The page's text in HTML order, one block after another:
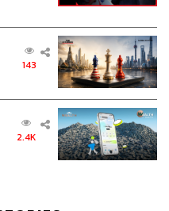
จว่ามาจากนามสกุล สุริย
กกลับบ้านปุ๊บต้องเห็น
อาสุริยานี่แหละ เลยเป็น
ขึ้นมาเอง พ่อผมมีคน
เริ่มต้นธุรกิจ ค่อนข้างยาก
จัยเรื่องเงินแทบเป็นศูนย์
รับใช้สำนักพระราชวัง
143
2.4K